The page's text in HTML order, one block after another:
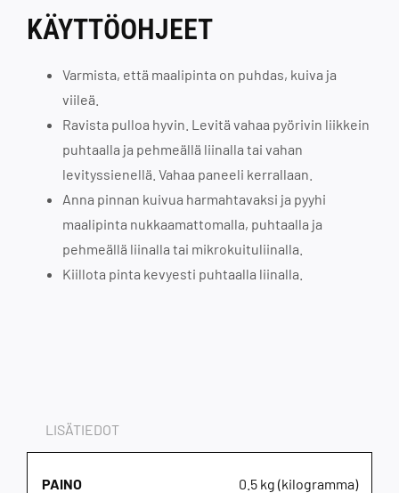
KÄYTTÖOHJEET
Varmista, että maalipinta on puhdas, kuiva ja
viileä.
Ravista pulloa hyvin. Levitä vahaa pyörivin liikkein
puhtaalla ja pehmeällä liinalla tai vahan
levityssienellä. Vahaa paneeli kerrallaan.
Anna pinnan kuivua harmahtavaksi ja pyyhi
maalipinta nukkaamattomalla, puhtaalla ja
pehmeällä liinalla tai mikrokuituliinalla.
Kiillota pinta kevyesti puhtaalla liinalla.
LISÄTIEDOT
PAINO 0.5 kg (kilogramma)